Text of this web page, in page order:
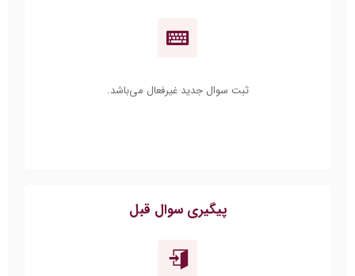
ثبت سوال جدید غیرفعال می‌باشد.
پیگیری سوال قبل